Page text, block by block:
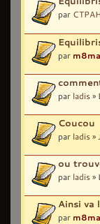
par
par
par ladis»
Coucou
par ladis»
ou
par ladis»
Ainsi va
par